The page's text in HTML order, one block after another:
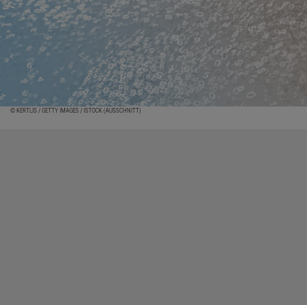
© KERTLIS / GETTY IMAGES / ISTOCK (AUSSCHNITT)